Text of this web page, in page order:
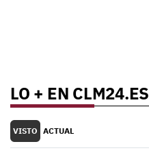
LO + EN CLM24.ES
VISTO ACTUAL